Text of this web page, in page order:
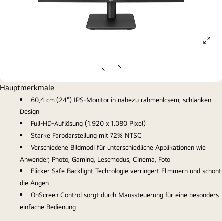
Vorherige
Folie
Nächste
Folie
Hauptmerkmale
60,4 cm (24") IPS-Monitor in nahezu rahmenlosem, schlanken
Design
Full-HD-Auflösung (1.920 x 1.080 Pixel)
Starke Farbdarstellung mit 72% NTSC
Verschiedene Bildmodi für unterschiedliche Applikationen wie
Anwender, Photo, Gaming, Lesemodus, Cinema, Foto
Flicker Safe Backlight Technologie verringert Flimmern und schont
die Augen
OnScreen Control sorgt durch Maussteuerung für eine besonders
einfache Bedienung